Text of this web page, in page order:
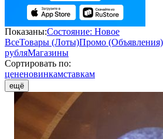
Показаны:Состояние: Новое
ВсеТовары (Лоты)Промо (Объявления)
рубляМагазины
Сортировать по:
цененовинкамставкам
ещё